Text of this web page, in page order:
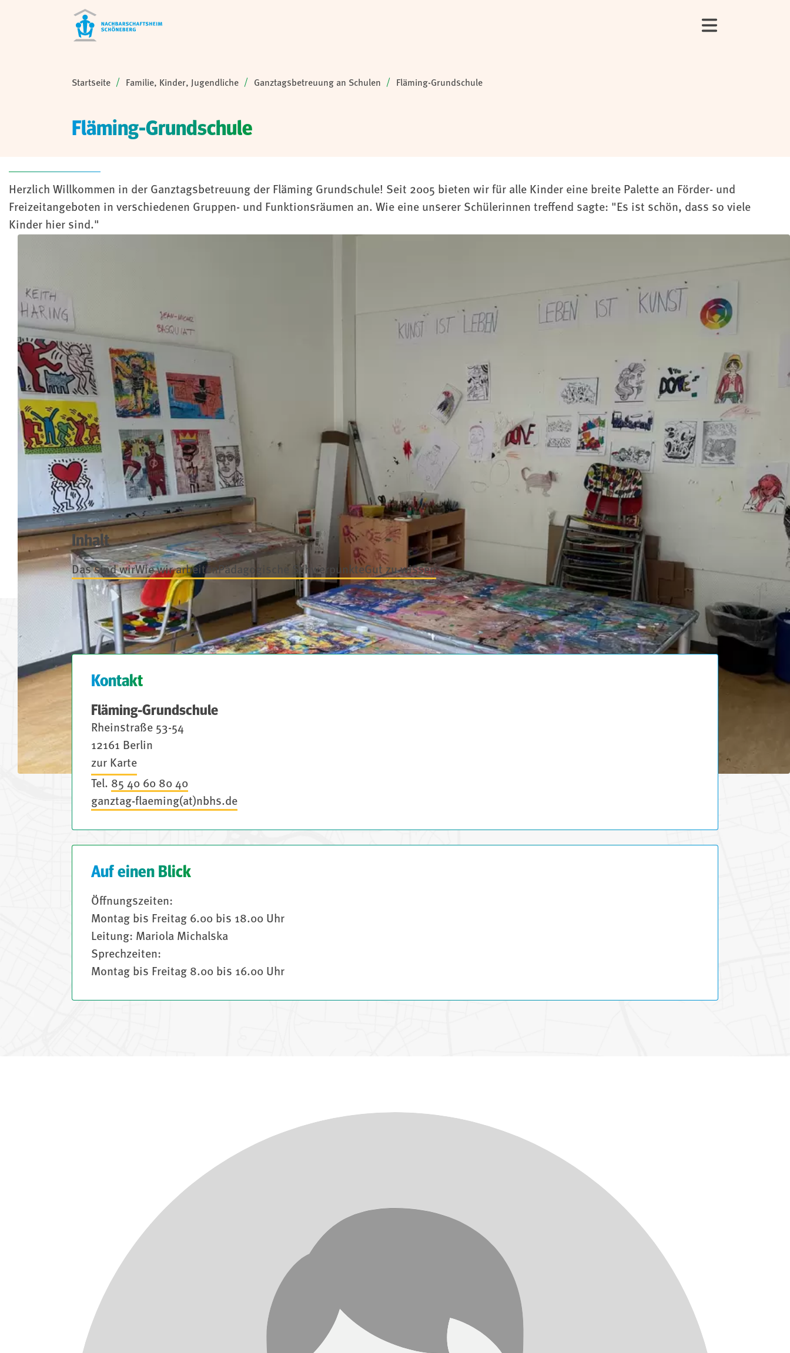
Sie sind hier:
Startseite Familie, Kinder, Jugendliche Ganztagsbetreuung an Schulen Fläming-Grundschule
Fläming-Grundschule
Herzlich Willkommen in der Ganztagsbetreuung der Fläming Grundschule! Seit 2005 bieten wir für alle Kinder eine breite Palette an Förder- und
Freizeitangeboten in verschiedenen Gruppen- und Funktionsräumen an. Wie eine unserer Schülerinnen treffend sagte: "Es ist schön, dass so viele
Kinder hier sind."
Inhalt
Das sind wirWie wir arbeitenPädagogische SchwerpunkteGut zu wissen
Kontakt
Fläming-Grundschule
Rheinstraße 53-54
12161 Berlin
zur Karte
Tel. 85 40 60 80 40
ganztag-flaeming(at)nbhs.de
Auf einen Blick
Öffnungszeiten:
Montag bis Freitag 6.00 bis 18.00 Uhr
Leitung: Mariola Michalska
Sprechzeiten:
Montag bis Freitag 8.00 bis 16.00 Uhr